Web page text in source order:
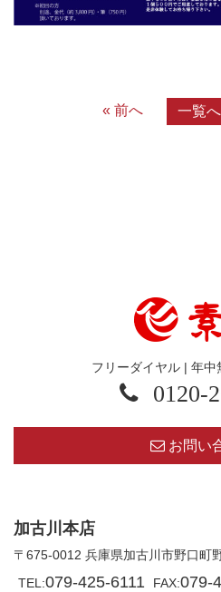
« 前へ 一覧へ
フリーダイヤル | 年中
0120-
お問い
加古川本店
〒675-0012 兵庫県加古川市野口町
TEL:079-425-6111 FAX:079-